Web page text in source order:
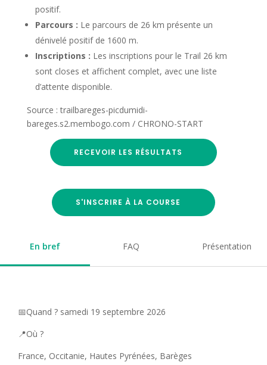
positif.
Parcours : Le parcours de 26 km présente un
dénivelé positif de 1600 m.
Inscriptions : Les inscriptions pour le Trail 26 km
sont closes et affichent complet, avec une liste
d’attente disponible.
Source : trailbareges-picdumidi-
bareges.s2.membogo.com / CHRONO-START
RECEVOIR LES RÉSULTATS
S'INSCRIRE À LA COURSE
En bref FAQ Présentation
📅Quand ? samedi 19 septembre 2026
📍Où ?
France, Occitanie, Hautes Pyrénées, Barèges